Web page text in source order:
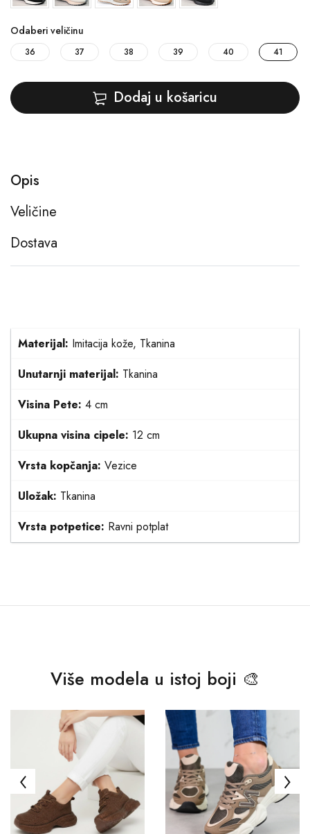
Odaberi veličinu
36 37 38 39 40 41
Dodaj u košaricu
Opis
Veličine
Dostava
Materijal: Imitacija kože, Tkanina
Unutarnji materijal: Tkanina
Visina Pete: 4 cm
Ukupna visina cipele: 12 cm
Vrsta kopčanja: Vezice
Uložak: Tkanina
Vrsta potpetice: Ravni potplat
Više modela u istoj boji 🎨